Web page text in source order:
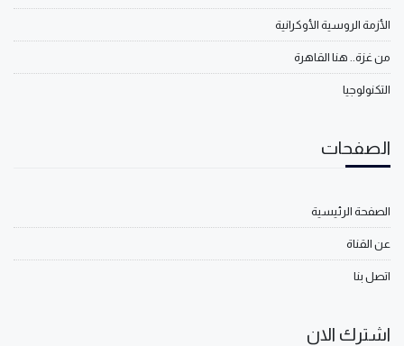
الأزمة الروسية الأوكرانية
من غزة.. هنا القاهرة
التكنولوجيا
الصفحات
الصفحة الرئيسية
عن القناة
اتصل بنا
اشترك الان